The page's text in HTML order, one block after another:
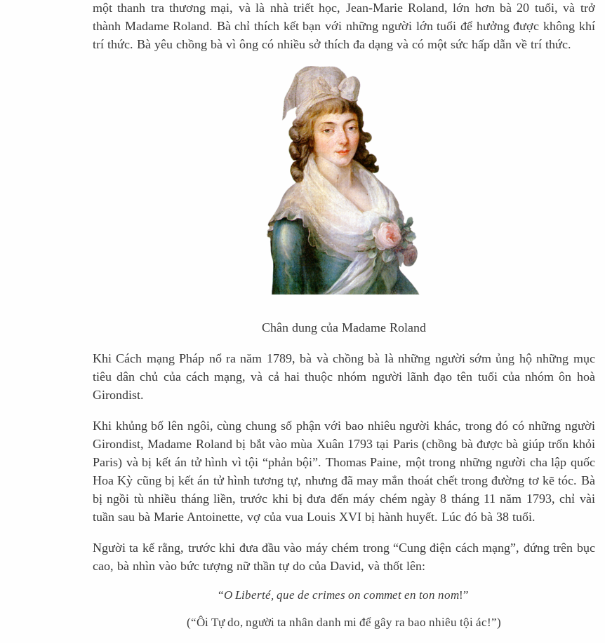
một thanh tra thương mại, và là nhà triết học, Jean-Marie Roland, lớn hơn bà 20 tuổi, và trở
thành Madame Roland. Bà chỉ thích kết bạn với những người lớn tuổi để hưởng được không khí
trí thức. Bà yêu chồng bà vì ông có nhiều sở thích đa dạng và có một sức hấp dẫn về trí thức.
Chân dung của Madame Roland
Khi Cách mạng Pháp nổ ra năm 1789, bà và chồng bà là những người sớm ủng hộ những mục
tiêu dân chủ của cách mạng, và cả hai thuộc nhóm người lãnh đạo tên tuổi của nhóm ôn hoà
Girondist.
Khi khủng bố lên ngôi, cùng chung số phận với bao nhiêu người khác, trong đó có những người
Girondist, Madame Roland bị bắt vào mùa Xuân 1793 tại Paris (chồng bà được bà giúp trốn khỏi
Paris) và bị kết án tử hình vì tội “phản bội”. Thomas Paine, một trong những người cha lập quốc
Hoa Kỳ cũng bị kết án tử hình tương tự, nhưng đã may mắn thoát chết trong đường tơ kẽ tóc. Bà
bị ngồi tù nhiều tháng liền, trước khi bị đưa đến máy chém ngày 8 tháng 11 năm 1793, chỉ vài
tuần sau bà Marie Antoinette, vợ của vua Louis XVI bị hành huyết. Lúc đó bà 38 tuổi.
Người ta kể rằng, trước khi đưa đầu vào máy chém trong “Cung điện cách mạng”, đứng trên bục
cao, bà nhìn vào bức tượng nữ thần tự do của David, và thốt lên:
“O Liberté, que de crimes on commet en ton nom!”
(“Ôi Tự do, người ta nhân danh mi để gây ra bao nhiêu tội ác!”)